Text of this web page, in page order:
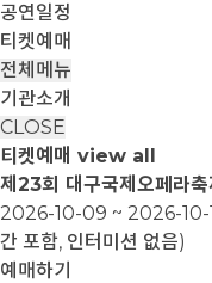
공연일정
티켓예매
전체메뉴
기관소개
CLOSE
티켓예매 view all
제23회 대구국제오페라
2026-10-09 ~ 2026-10-
간 포함, 인터미션 없음)
예매하기